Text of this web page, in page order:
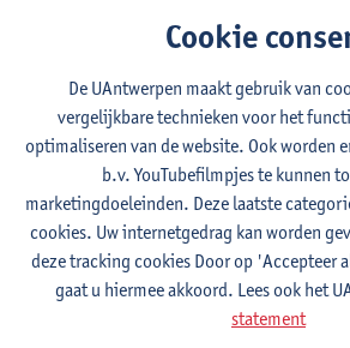
Educatieve master in de talen
cultuursector of misschien als leerkracht?
masterdiploma in de taal- en letterkunde
uitop dearbeidsmarkt. Je kan al eenstage
overstap van studeren naar werken te
Waarom taal- en letterkunde studeren in
weet je het antwoord vast zelf al. Antwerpen
namelijk zoveel theaters, bioscopen groot
onafhankelijke boekhandels, musea,
zal je studententijd goed kunnen gebruiken
Cookie
De UAntwerpen maakt gebruik van
vergelijkbare technieken voor het
optimaliseren van de website. Ook worden
b.v. YouTubefilmpjes te kunnen
marketingdoeleinden. Deze laatste
cookies. Uw internetgedrag kan worden
deze tracking cookies Door op 'Accepteer
gaat u hiermee akkoord. Lees ook het
statement